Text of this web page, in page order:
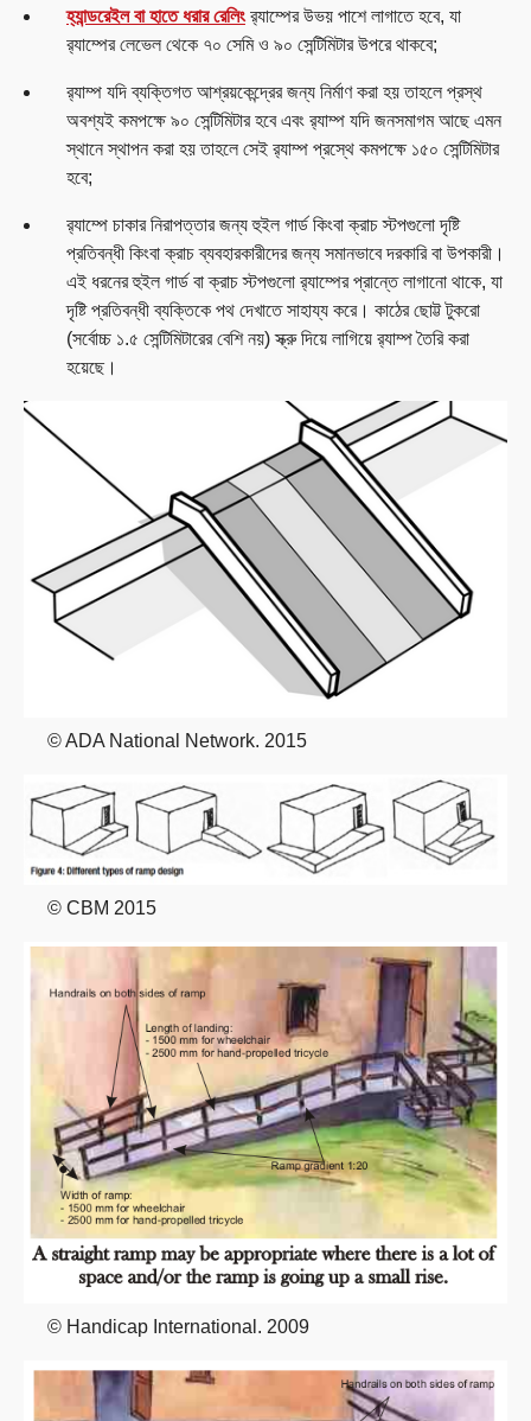
হ্যান্ডরেইল বা হাতে ধরার রেলিংর‍্যাম্পের উভয় পাশে লাগাতে হবে, যা
র‍্যাম্পের লেভেল থেকে ৭০ সেমি ও ৯০ সেন্টিমিটার উপরে থাকবে;
র‍্যাম্প যদি ব্যক্তিগত আশ্রয়কেন্দ্রের জন্য নির্মাণ করা হয় তাহলে প্রস্থ
অবশ্যই কমপক্ষে ৯০ সেন্টিমিটার হবে এবং র‍্যাম্প যদি জনসমাগম আছে এমন
স্থানে স্থাপন করা হয় তাহলে সেই র‍্যাম্প প্রস্থে কমপক্ষে ১৫০ সেন্টিমিটার
হবে;
র‍্যাম্পে চাকার নিরাপত্তার জন্য হুইল গার্ড কিংবা ক্রাচ স্টপগুলো দৃষ্টি
প্রতিবন্ধী কিংবা ক্রাচ ব্যবহারকারীদের জন্য সমানভাবে দরকারি বা উপকারী।
এই ধরনের হুইল গার্ড বা ক্রাচ স্টপগুলো র‍্যাম্পের প্রান্তে লাগানো থাকে, যা
দৃষ্টি প্রতিবন্ধী ব্যক্তিকে পথ দেখাতে সাহায্য করে। কাঠের ছোট্ট টুকরো
(সর্বোচ্চ ১.৫ সেন্টিমিটারের বেশি নয়) স্ক্রু দিয়ে লাগিয়ে র‍্যাম্প তৈরি করা
হয়েছে।
© ADA National Network. 2015
© CBM 2015
© Handicap International. 2009